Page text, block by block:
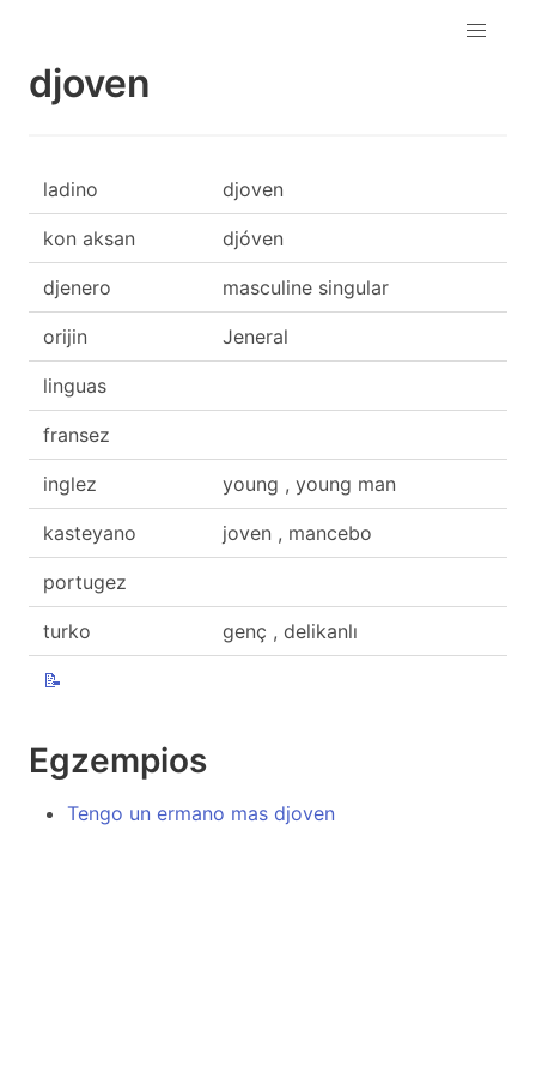
djoven
ladino djoven
kon aksan djóven
djenero masculine singular
orijin Jeneral
linguas
fransez
inglez young , young man
kasteyano joven , mancebo
portugez
turko genç , delikanlı
📝
Egzempios
Tengo un ermano mas djoven